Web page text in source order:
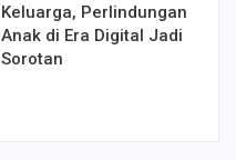
Keluarga, Perlindungan
Anak di Era Digital Jadi
Sorotan